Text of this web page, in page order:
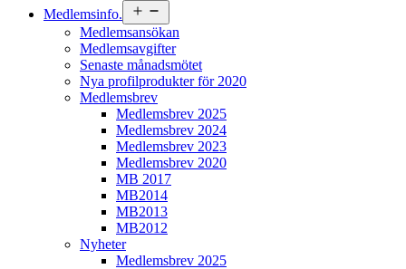
Medlemsinfo.
meny
Medlemsansökan
Medlemsavgifter
Senaste månadsmötet
Nya profilprodukter för 2020
Medlemsbrev
Medlemsbrev 2025
Medlemsbrev 2024
Medlemsbrev 2023
Medlemsbrev 2020
MB 2017
MB2014
MB2013
MB2012
Nyheter
Medlemsbrev 2025